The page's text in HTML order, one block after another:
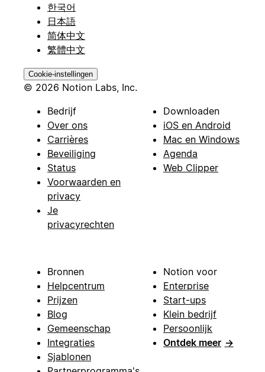
한국어
日本語
简体中文
繁體中文
Cookie-instellingen
© 2026 Notion Labs, Inc.
Bedrijf
Over ons
Carrières
Beveiliging
Status
Voorwaarden en
privacy
Je
privacyrechten
Downloaden
iOS en Android
Mac en Windows
Agenda
Web Clipper
Bronnen
Helpcentrum
Prijzen
Blog
Gemeenschap
Integraties
Sjablonen
Notion voor
Enterprise
Start-ups
Klein bedrijf
Persoonlijk
Ontdek meer →